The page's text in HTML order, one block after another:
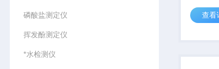
磷酸盐测定仪
挥发酚测定仪
*水检测仪
地、不
和长期
查看